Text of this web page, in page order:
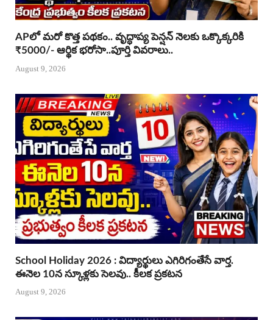
APలో మరో కొత్త పథకం.. వృద్ధాప్య పెన్షన్ నెలకు ఒక్కొక్కరికి
₹5000/- ఆర్థిక భరోసా..పూర్తి వివరాలు..
August 9, 2026
School Holiday 2026 : విద్యార్థులు ఎగిరిగంతేసే వార్త.
ఈనెల 10న స్కూళ్లకు సెలవు.. కీలక ప్రకటన
August 9, 2026